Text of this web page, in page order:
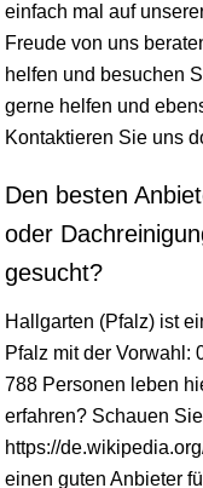
einfach mal auf
Freude von uns
helfen und besuchen
gerne helfen und
Kontaktieren Sie uns
Den besten
oder
gesucht?
Hallgarten (Pfalz) ist
Pfalz mit der Vorwahl:
788 Personen leben
erfahren? Schauen
https://
einen guten Anbieter